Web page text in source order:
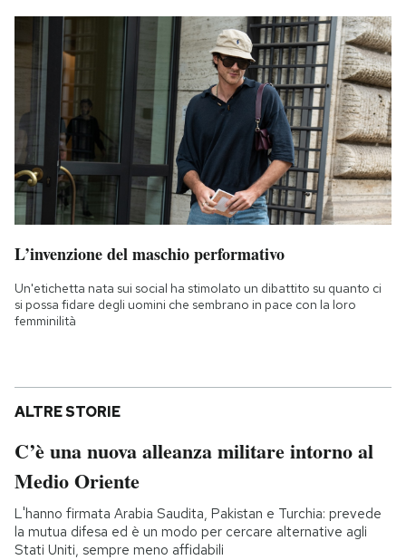
L’invenzione del maschio performativo
Un'etichetta nata sui social ha stimolato un dibattito su quanto ci
si possa fidare degli uomini che sembrano in pace con la loro
femminilità
ALTRE STORIE
C’è una nuova alleanza militare intorno al
Medio Oriente
L'hanno firmata Arabia Saudita, Pakistan e Turchia: prevede
la mutua difesa ed è un modo per cercare alternative agli
Stati Uniti, sempre meno affidabili